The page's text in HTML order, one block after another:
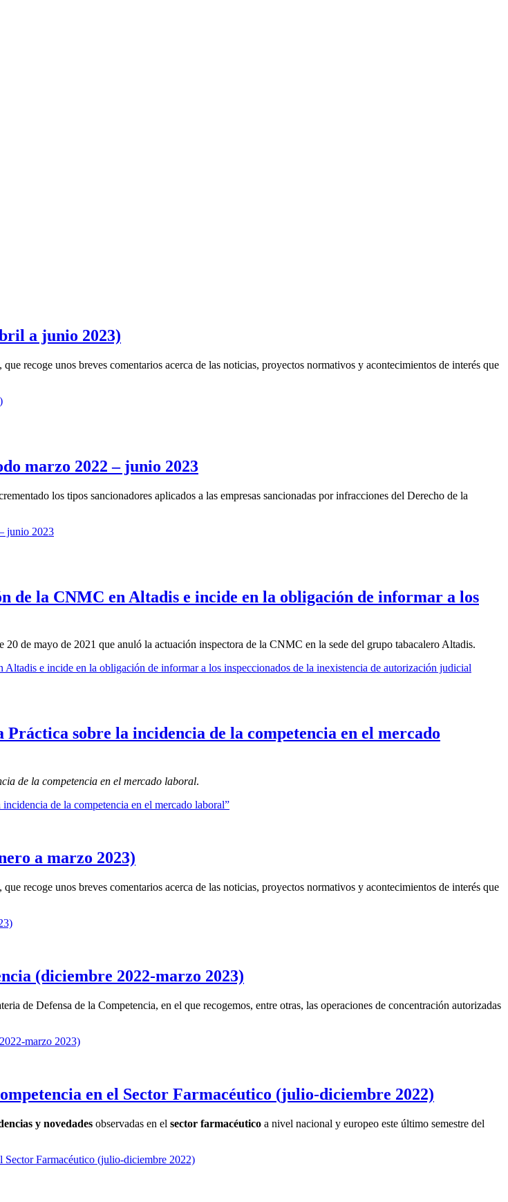
a junio 2023)
recoge unos breves comentarios acerca de las noticias, proyectos normativos y acontecimientos de interés que
marzo 2022 – junio 2023
los tipos sancionadores aplicados a las empresas sancionadas por infracciones del Derecho de la
junio 2023
de la CNMC en Altadis e incide en la obligación de informar a los
20 de mayo de 2021 que anuló la actuación inspectora de la CNMC en la sede del grupo tabacalero Altadis.
e incide en la obligación de informar a los inspeccionados de la inexistencia de autorización judicial
sobre la incidencia de la competencia en el mercado
de la competencia en el mercado laboral.
de la competencia en el mercado laboral”
a marzo 2023)
recoge unos breves comentarios acerca de las noticias, proyectos normativos y acontecimientos de interés que
(diciembre 2022-marzo 2023)
de Defensa de la Competencia, en el que recogemos, entre otras, las operaciones de concentración autorizadas
marzo 2023)
en el Sector Farmacéutico (julio-diciembre 2022)
y novedades observadas en el sector farmacéutico a nivel nacional y europeo este último semestre del
Sector Farmacéutico (julio-diciembre 2022)